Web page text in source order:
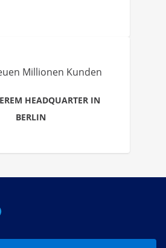
Millionen Kunden
HEADQUARTER IN
BERLIN